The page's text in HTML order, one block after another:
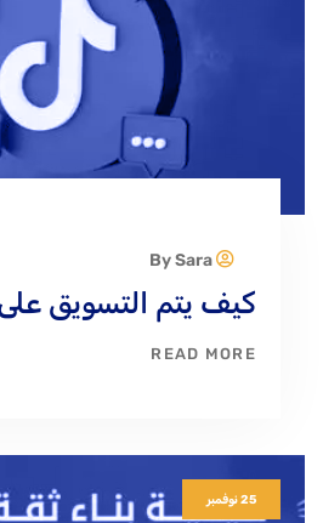
Sara
كيف يتم التسويق
READ MORE
25 نوفمبر